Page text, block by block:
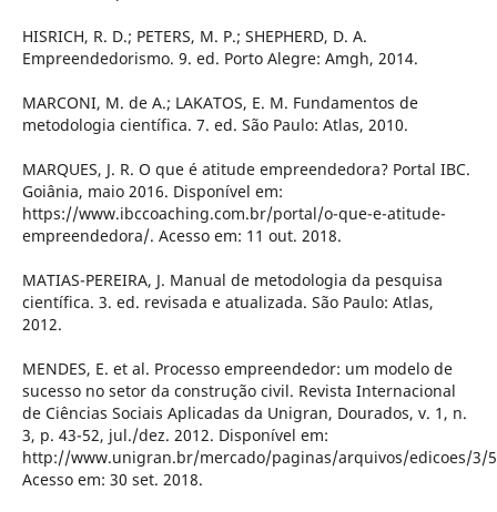
HISRICH, R. D.; PETERS, M. P.; SHEPHERD, D. A.
Empreendedorismo. 9. ed. Porto Alegre: Amgh, 2014.
MARCONI, M. de A.; LAKATOS, E. M. Fundamentos de
metodologia científica. 7. ed. São Paulo: Atlas, 2010.
MARQUES, J. R. O que é atitude empreendedora? Portal IBC.
Goiânia, maio 2016. Disponível em:
https://www.ibccoaching.com.br/portal/o-que-e-atitude-
empreendedora/. Acesso em: 11 out. 2018.
MATIAS-PEREIRA, J. Manual de metodologia da pesquisa
científica. 3. ed. revisada e atualizada. São Paulo: Atlas,
2012.
MENDES, E. et al. Processo empreendedor: um modelo de
sucesso no setor da construção civil. Revista Internacional
de Ciências Sociais Aplicadas da Unigran, Dourados, v. 1, n.
3, p. 43-52, jul./dez. 2012. Disponível em:
http://www.unigran.br/mercado/paginas/arquivos/edicoes/3/
Acesso em: 30 set. 2018.